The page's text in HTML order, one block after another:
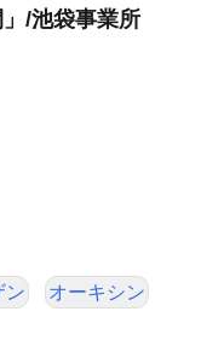
/池袋事業所
ン オーキシン